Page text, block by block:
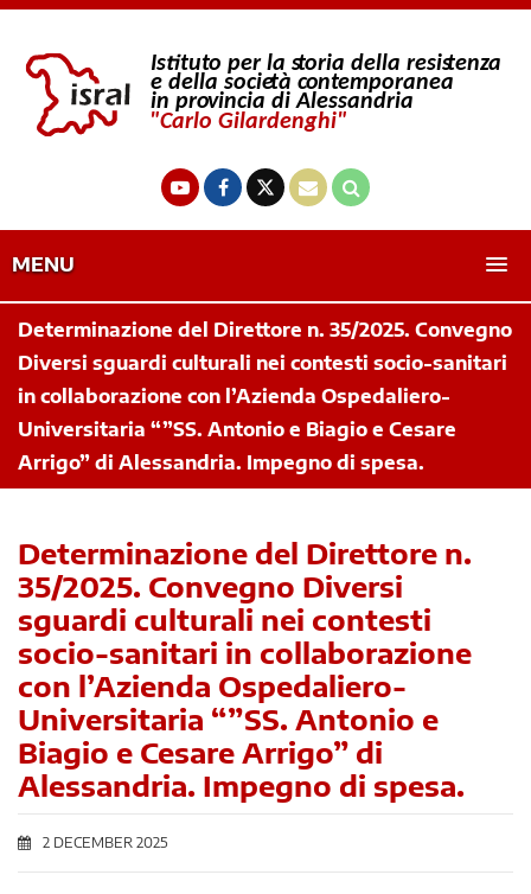
MENU
Determinazione del Direttore n. 35/2025. Convegno
Diversi sguardi culturali nei contesti socio-sanitari
in collaborazione con l’Azienda Ospedaliero-
Universitaria “”SS. Antonio e Biagio e Cesare
Arrigo” di Alessandria. Impegno di spesa.
Determinazione del Direttore n.
35/2025. Convegno Diversi
sguardi culturali nei contesti
socio-sanitari in collaborazione
con l’Azienda Ospedaliero-
Universitaria “”SS. Antonio e
Biagio e Cesare Arrigo” di
Alessandria. Impegno di spesa.
2 DECEMBER 2025